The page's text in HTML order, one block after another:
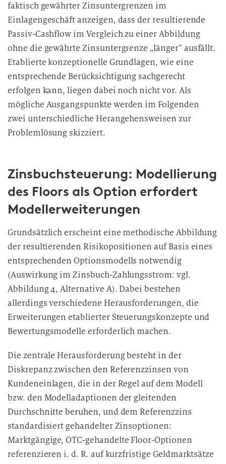
faktisch gewährter Zinsuntergrenzen im
Einlagengeschäft anzeigen, dass der resultierende
Passiv-Cashflow im Vergleich zu einer Abbildung
ohne die gewährte Zinsuntergrenze „länger“ ausfällt.
Etablierte konzeptionelle Grundlagen, wie eine
entsprechende Berücksichtigung sachgerecht
erfolgen kann, liegen dabei noch nicht vor. Als
mögliche Ausgangspunkte werden im Folgenden
zwei unterschiedliche Herangehensweisen zur
Problemlösung skizziert.
Zinsbuchsteuerung: Modellierung
des Floors als Option erfordert
Modellerweiterungen
Grundsätzlich erscheint eine methodische Abbildung
der resultierenden Risikopositionen auf Basis eines
entsprechenden Optionsmodells notwendig
(Auswirkung im Zinsbuch-Zahlungsstrom: vgl.
Abbildung 4, Alternative A). Dabei bestehen
allerdings verschiedene Herausforderungen, die
Erweiterungen etablierter Steuerungskonzepte und
Bewertungsmodelle erforderlich machen.
Die zentrale Herausforderung besteht in der
Diskrepanz zwischen den Referenzzinsen von
Kundeneinlagen, die in der Regel auf dem Modell
bzw. den Modelladaptionen der gleitenden
Durchschnitte beruhen, und dem Referenzzins
standardisiert gehandelter Zinsoptionen:
Marktgängige, OTC-gehandelte Floor-Optionen
referenzieren i. d. R. auf kurzfristige Geldmarktsätze